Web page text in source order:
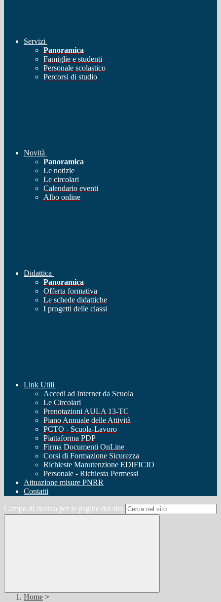
Servizi
Panoramica
Famiglie e studenti
Personale scolastico
Percorsi di studio
Novità
Panoramica
Le notizie
Le circolari
Calendario eventi
Albo online
Didattica
Panoramica
Offerta formativa
Le schede didattiche
I progetti delle classi
Link Utili
Accedi ad Internet da Scuola
Le Circolari
Prenotazioni AULA 13-TC
Piano Annuale delle Attività
PCTO - Scuola-Lavoro
Piattaforma PDP
Firma Documenti OnLine
Corsi di Formazione Sicurezza
Richieste Manutenzione EDIFICIO
Personale - Richiesta Permessi
Attuazione misure PNRR
Contatti
Campo di ricerca per le pagine del sito
Home >